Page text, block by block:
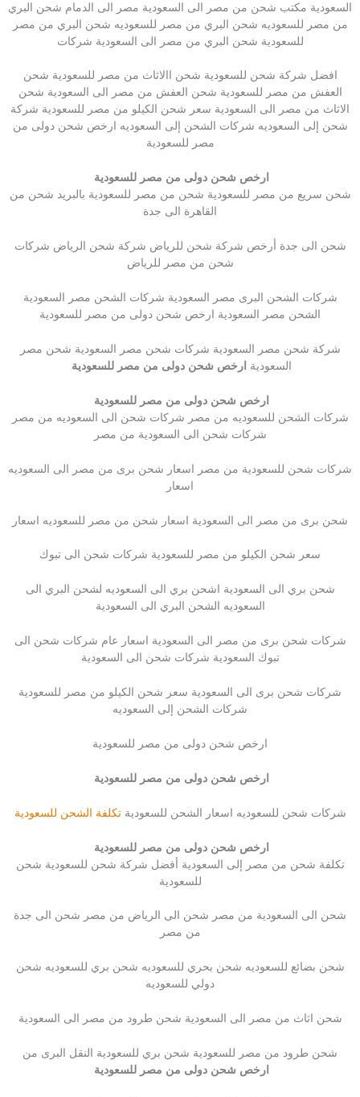
السعودية مكتب شحن من مصر الى السعودية مصر الى الدمام شحن البري
من مصر للسعوديه شحن البري من مصر للسعوديه شحن البري من مصر
للسعودية شحن البري من مصر الى السعودية شركات
افضل شركة شحن للسعودية شحن االاثاث من مصر للسعودية شحن
العفش من مصر للسعودية شحن العفش من مصر الى السعودية شحن
الاثاث من مصر الى السعودية سعر شحن الكيلو من مصر للسعودية شركة
شحن إلى السعوديه شركات الشحن إلى السعوديه ارخص شحن دولى من
مصر للسعودية
ارخص شحن دولى من مصر للسعودية
شحن سريع من مصر للسعودية شحن من مصر للسعودية بالبريد شحن من
القاهرة الى جدة
شحن الى جدة أرخص شركة شحن للرياض شركة شحن الرياض شركات
شحن من مصر للرياض
شركات الشحن البرى مصر السعودية شركات الشحن مصر السعودية
الشحن مصر السعودية ارخص شحن دولى من مصر للسعودية
شركة شحن مصر السعودية شركات شحن مصر السعودية شحن مصر
السعودية ارخص شحن دولى من مصر للسعودية
ارخص شحن دولى من مصر للسعودية
شركات الشحن للسعوديه من مصر شركات شحن الى السعوديه من مصر
شركات شحن الى السعودية من مصر
شركات شحن للسعودية من مصر اسعار شحن برى من مصر الى السعوديه
اسعار
شحن برى من مصر الى السعودية اسعار شحن من مصر للسعوديه اسعار
سعر شحن الكيلو من مصر للسعودية شركات شحن الى تبوك
شحن بري الى السعودية اشحن بري الى السعوديه لشحن البري الى
السعوديه الشحن البري الى السعودية
شركات شحن برى من مصر الى السعودية اسعار عام شركات شحن الى
تبوك السعودية شركات شحن الى السعودية
شركات شحن برى الى السعودية سعر شحن الكيلو من مصر للسعودية
شركات الشحن إلى السعوديه
ارخص شحن دولى من مصر للسعودية
ارخص شحن دولى من مصر للسعودية
شركات شحن للسعوديه اسعار الشحن للسعوديةتكلفة الشحن للسعودية
ارخص شحن دولى من مصر للسعودية
تكلفة شحن من مصر إلى السعودية أفضل شركة شحن للسعودية شحن
للسعودية
شحن الى السعودية من مصر شحن الى الرياض من مصر شحن الى جدة
من مصر
شحن بضائع للسعوديه شحن بحري للسعوديه شحن بري للسعوديه شحن
دولي للسعوديه
شحن اثاث من مصر الى السعودية شحن طرود من مصر الى السعودية
شحن طرود من مصر للسعودية شحن بري للسعودية النقل البرى من
ارخص شحن دولى من مصر للسعودية